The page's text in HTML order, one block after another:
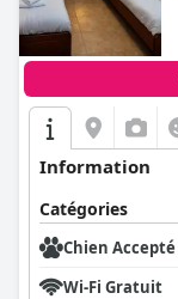
Information
Catégories
Chien Accepté
Wi-Fi Gratuit